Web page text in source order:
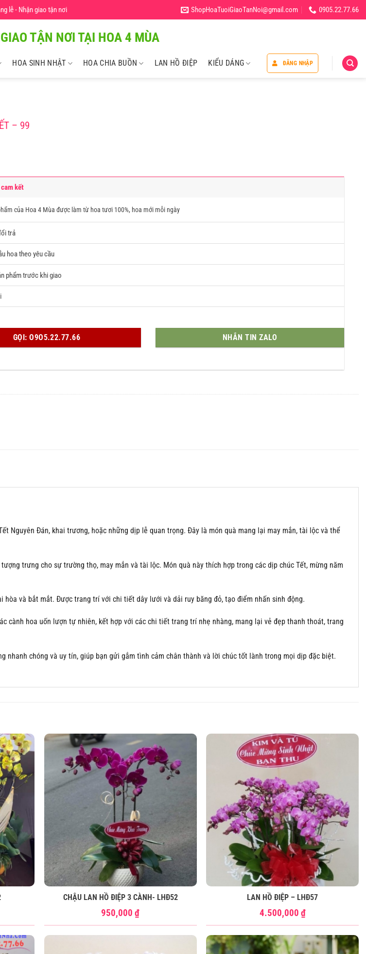
lễ - Nhận giao tận nơi ShopHoaTuoiGiaoTanNoi@gmail.com 0905.22.77.66
TẬN NƠI TẠI HOA 4 MÙA
HOA SINH NHẬT HOA CHIA BUỒN LAN HỒ ĐIỆP KIỂU DÁNG ĐĂNG NHẬP
– 99
cam kết
của Hoa 4 Mùa được làm từ hoa tươi 100%, hoa mới mỗi ngày
trả
hoa theo yêu cầu
phẩm trước khi giao
GỌI: O9O5.22.77.66 NHẮN TIN ZALO
Nguyên Đán, khai trương, hoặc những dịp lễ quan trọng. Đây là món quà mang lại may mắn, tài lộc và thể
trưng cho sự trường thọ, may mắn và tài lộc. Món quà này thích hợp trong các dịp chúc Tết, mừng năm
hòa và bắt mắt. Được trang trí với chi tiết dây lưới và dải ruy băng đỏ, tạo điểm nhấn sinh động.
cành hoa uốn lượn tự nhiên, kết hợp với các chi tiết trang trí nhẹ nhàng, mang lại vẻ đẹp thanh thoát, trang
nhanh chóng và uy tín, giúp bạn gửi gắm tình cảm chân thành và lời chúc tốt lành trong mọi dịp đặc biệt.
CHẬU LAN HỒ ĐIỆP 3 CÀNH- LHĐ52
950,000₫
LAN HỒ ĐIỆP – LHĐ57
4.500,000 ₫